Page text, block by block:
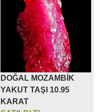
DOĞAL MOZAMBİK
YAKUT TAŞI 10.95
KARAT